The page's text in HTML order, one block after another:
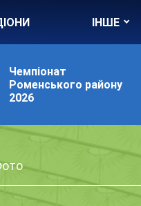
ІНШЕ
Чемпіонат
Роменського району
2026